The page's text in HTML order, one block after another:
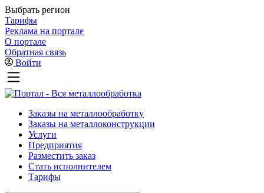
Выбрать регион
Тарифы
Реклама на портале
О портале
Обратная связь
Войти
Заказы на металлообработку
Заказы на металлоконструкции
Услуги
Предприятия
Разместить заказ
Стать исполнителем
Тарифы